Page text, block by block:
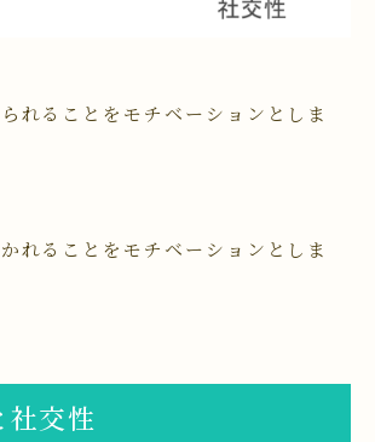
れることをモチベーションとしま
れることをモチベーションとしま
交性